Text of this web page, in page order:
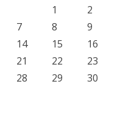
1
2
7 8
9
14 15
16
21 22
23
28 29
30